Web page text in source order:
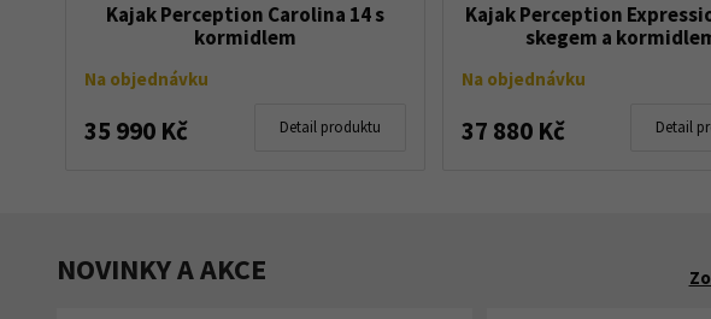
Kajak Perception Carolina 14 s
kormidlem
Na objednávku
35 990 Kč Detail produktu
Kajak Perception
skegem a
Na objednávku
37 880 Kč Detail
NOVINKY A AKCE